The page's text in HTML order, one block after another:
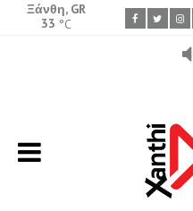
Ξάνθη, GR
33 °C